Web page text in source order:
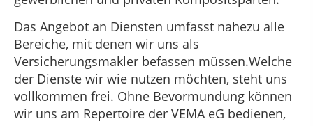
Das Angebot an Diensten umfasst nahezu alle
Bereiche, mit denen wir uns als
Versicherungsmakler befassen müssen.Welche
der Dienste wir wie nutzen möchten, steht uns
vollkommen frei. Ohne Bevormundung können
wir uns am Repertoire der VEMA eG bedienen,